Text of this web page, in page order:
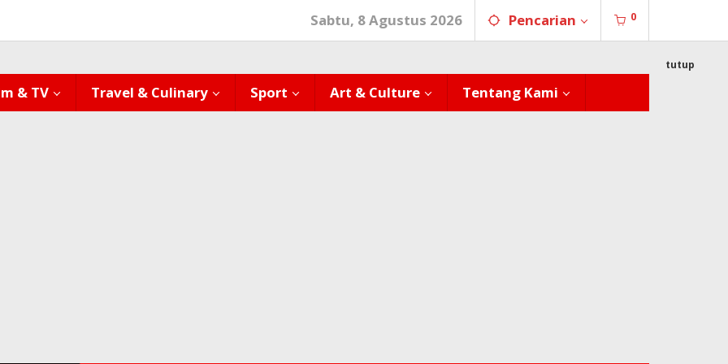
Sabtu, 8 Agustus 2026 Pencarian 0
& TV Travel & Culinary Sport Art & Culture Tentang Kami
tutup